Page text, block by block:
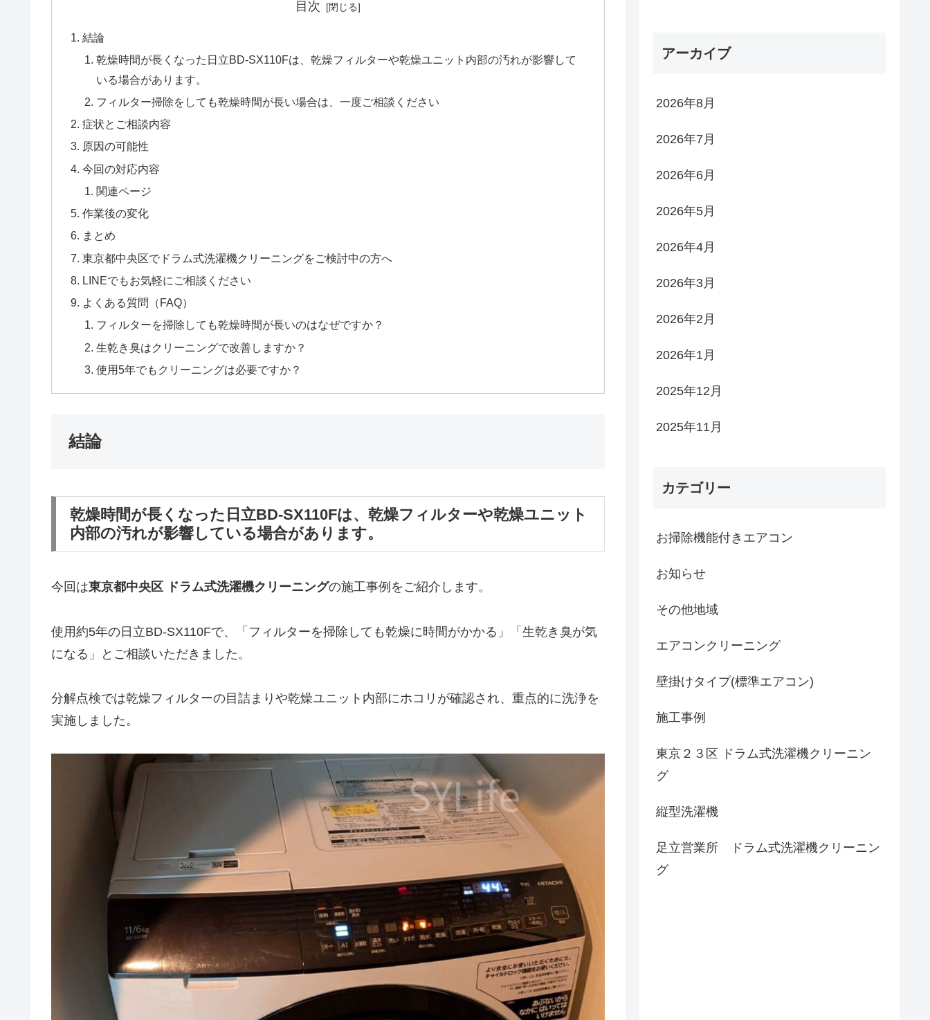
目次
結論
乾燥時間が長くなった日立BD-SX110Fは、乾燥フィルターや乾燥ユニット内部の汚れが影響して
いる場合があります。
フィルター掃除をしても乾燥時間が長い場合は、一度ご相談ください
症状とご相談内容
原因の可能性
今回の対応内容
関連ページ
作業後の変化
まとめ
東京都中央区でドラム式洗濯機クリーニングをご検討中の方へ
LINEでもお気軽にご相談ください
よくある質問（FAQ）
フィルターを掃除しても乾燥時間が長いのはなぜですか？
生乾き臭はクリーニングで改善しますか？
使用5年でもクリーニングは必要ですか？
結論
乾燥時間が長くなった日立BD-SX110Fは、乾燥フィルターや乾燥ユニット
内部の汚れが影響している場合があります。
今回は東京都中央区 ドラム式洗濯機クリーニングの施工事例をご紹介します。
使用約5年の日立BD-SX110Fで、「フィルターを掃除しても乾燥に時間がかかる」「生乾き臭が気
になる」とご相談いただきました。
分解点検では乾燥フィルターの目詰まりや乾燥ユニット内部にホコリが確認され、重点的に洗浄を
実施しました。
アーカイブ
2026年8月
2026年7月
2026年6月
2026年5月
2026年4月
2026年3月
2026年2月
2026年1月
2025年12月
2025年11月
カテゴリー
お掃除機能付きエアコン
お知らせ
その他地域
エアコンクリーニング
壁掛けタイプ(標準エアコン)
施工事例
東京２３区 ドラム式洗濯機クリーニン
グ
縦型洗濯機
足立営業所 ドラム式洗濯機クリーニン
グ